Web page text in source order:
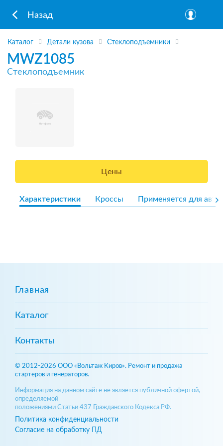
Назад
Каталог Детали кузова Стеклоподъемники
MWZ1085
Стеклоподъемник
Цены
Характеристики Кроссы Применяется для авто
Главная
Каталог
Контакты
© 2012-2026 ООО «Вольтаж Киров». Ремонт и продажа
стартеров и генераторов.
Информация на данном сайте не является публичной офертой,
определяемой
положениями Статьи 437 Гражданского Кодекса РФ.
Политика конфиденциальности
Согласие на обработку ПД